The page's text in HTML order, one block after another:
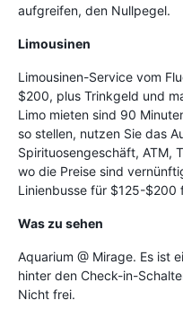
aufgreifen, den Nullpegel.
Limousinen
Limousinen-Service vom
$200, plus Trinkgeld und
Limo mieten sind 90
so stellen, nutzen Sie das
Spirituosengeschäft, ATM,
wo die Preise sind
Linienbusse für $125-$200
Was zu sehen
Aquarium @ Mirage. Es ist
hinter den Check-in-
Nicht frei.